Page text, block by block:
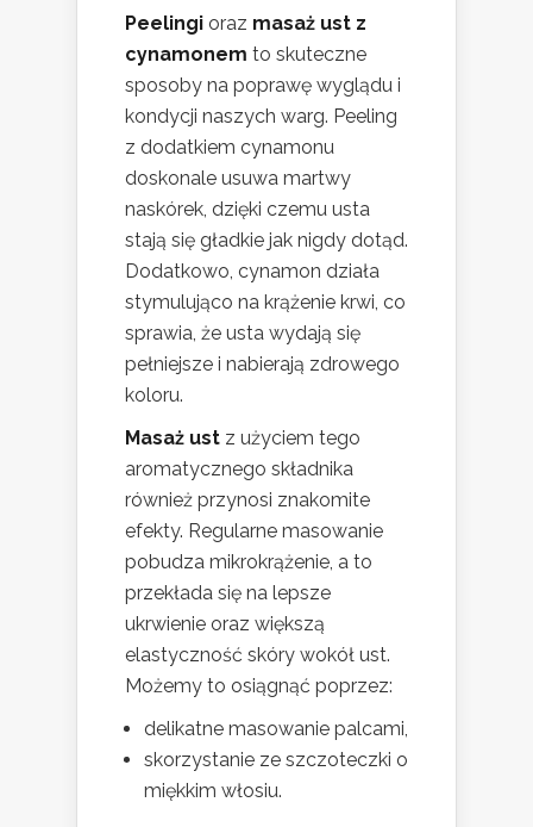
Peelingi oraz masaż ust z
cynamonem to skuteczne
sposoby na poprawę wyglądu i
kondycji naszych warg. Peeling
z dodatkiem cynamonu
doskonale usuwa martwy
naskórek, dzięki czemu usta
stają się gładkie jak nigdy dotąd.
Dodatkowo, cynamon działa
stymulująco na krążenie krwi, co
sprawia, że usta wydają się
pełniejsze i nabierają zdrowego
koloru.
Masaż ust z użyciem tego
aromatycznego składnika
również przynosi znakomite
efekty. Regularne masowanie
pobudza mikrokrążenie, a to
przekłada się na lepsze
ukrwienie oraz większą
elastyczność skóry wokół ust.
Możemy to osiągnąć poprzez:
delikatne masowanie palcami,
skorzystanie ze szczoteczki o
miękkim włosiu.